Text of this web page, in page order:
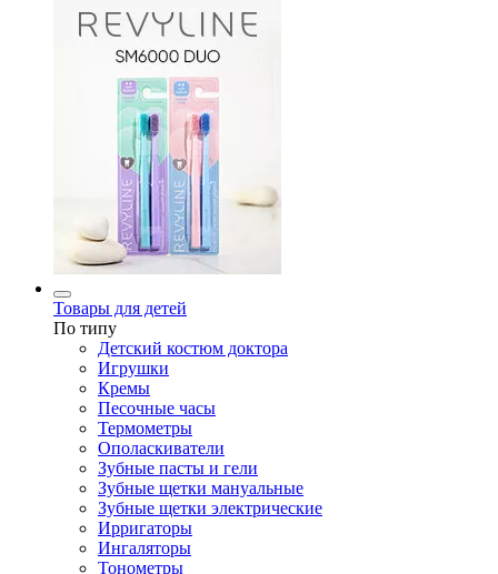
Товары для детей
По типу
Детский костюм доктора
Игрушки
Кремы
Песочные часы
Термометры
Ополаскиватели
Зубные пасты и гели
Зубные щетки мануальные
Зубные щетки электрические
Ирригаторы
Ингаляторы
Тонометры